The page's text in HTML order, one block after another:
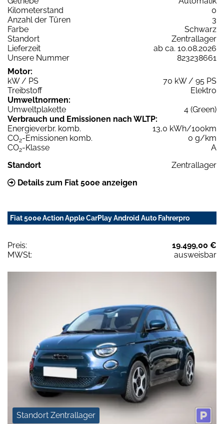
Kilometerstand
0
Anzahl der Türen
3
Farbe
Schwarz
Standort
Zentrallager
Lieferzeit
ab ca. 10.08.2026
Unsere Nummer
823238661
Motor:
kW / PS
70 kW / 95 PS
Treibstoff
Elektro
Umweltnormen:
Umweltplakette
4 (Green)
Verbrauch und Emissionen nach WLTP:
Energieverbr. komb.
13,0 kWh/100km
CO2-Emissionen komb.
0 g/km
CO2-Klasse
A
Standort
Zentrallager
Details zum Fiat 500e anzeigen
Fiat 500e Action Apple CarPlay Android Auto Fahrerpro
Preis:
19.499,00 €
MWSt:
ausweisbar
Standort Zentrallager